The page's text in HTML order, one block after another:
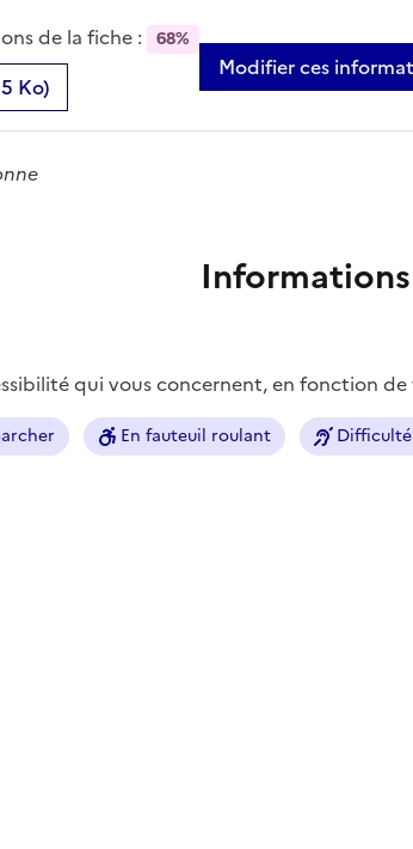
de la fiche : 68%
Ko)
Modifier ces
qui vous concernent, en fonction
En fauteuil roulant